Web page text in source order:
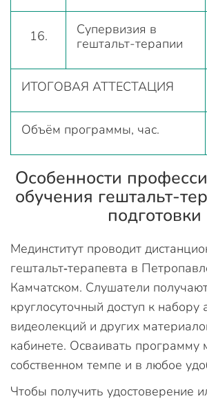
16.
Супервизия в
гештальт-терапии
ИТОГОВАЯ АТТЕСТАЦИЯ
Объём программы, час.
Особенности
обучения
подготовки
Мединститут проводит
гештальт‑терапевта в
Камчатском. Слушатели
круглосуточный доступ к набору
видеолекций и других
кабинете. Осваивать программу
собственном темпе и в любое
Чтобы получить удостоверение